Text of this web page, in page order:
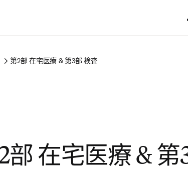
第2部 在宅医療 & 第3部 検査
部 在宅医療 & 第